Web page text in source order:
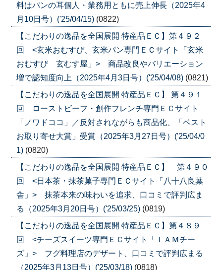
料はパンの耳個人・業務用ともに売上伸長（2025年4
月10日号）('25/04/15) (0822)
【こだわりの逸品を全国展開 特産品ＥＣ】第４９２
回 <玄米おむすび、玄米パン専門ＥＣサイト「玄米
おむすび 玄むす屋」> 商品改良やバリエーション
増で認知度向上（2025年4月3日号）('25/04/08) (0821)
【こだわりの逸品を全国展開 特産品ＥＣ】 第４９１
回 ローストビーフ・創作フレンチ専門ＥＣサイト
「ノワドココ」／反対されながらも商品化、「ベスト
お取り寄せ大賞」受賞（2025年3月27日号）('25/04/0
1) (0820)
【こだわりの逸品を全国展開 特産品ＥＣ】 第４９０
回 <日本茶・抹茶菓子専門ＥＣサイト「八十八良葉
舎」> 抹茶本来の味わいを追求、口コミで評判広ま
る（2025年3月20日号）('25/03/25) (0819)
【こだわりの逸品を全国展開 特産品ＥＣ】第４８９
回 <チーズスイーツ専門ＥＣサイト「ＩＡＭチー
ズ」> フグ料理店のデザート、口コミで評判広まる
（2025年3月13日号）('25/03/18) (0818)